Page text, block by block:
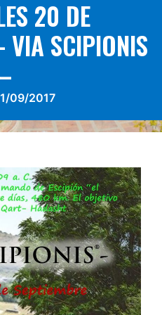
20 DE
VIA SCIPIONIS
–
09/2017